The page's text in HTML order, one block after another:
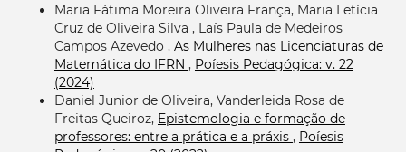
Maria Fátima Moreira Oliveira França, Maria Letícia
Cruz de Oliveira Silva , Laís Paula de Medeiros
Campos Azevedo , As Mulheres nas Licenciaturas de
Matemática do IFRN , Poíesis Pedagógica: v. 22
(2024)
Daniel Junior de Oliveira, Vanderleida Rosa de
Freitas Queiroz, Epistemologia e formação de
professores: entre a prática e a práxis , Poíesis